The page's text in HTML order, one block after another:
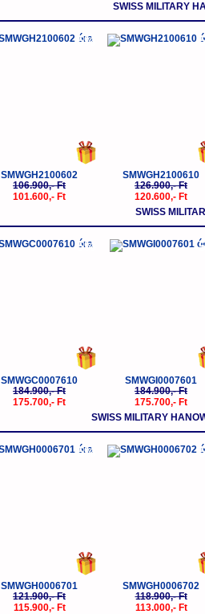
SWISS MILITARY
-5%
SMWGH2100602
106.900,- Ft
101.600,- Ft
-
SMWGH2100610
126.900,- Ft
120.600,- Ft
SWISS
-5%
SMWGC0007610
184.900,- Ft
175.700,- Ft
-
SMWGI0007601
184.900,- Ft
175.700,- Ft
SWISS MILITARY
-5%
SMWGH0006701
121.900,- Ft
115.900,- Ft
-
SMWGH0006702
118.900,- Ft
113.000,- Ft